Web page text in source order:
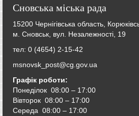
Сновська міська рада
15200 Чернігівська область,
м. Сновськ, вул. Незалежності, 19
тел: 0 (4654) 2-15-42
msnovsk_post@cg.gov.ua
Графік роботи:
Понеділок 08:00 – 17:00
Вівторок 08:00 – 17:00
Середа 08:00 – 17:00